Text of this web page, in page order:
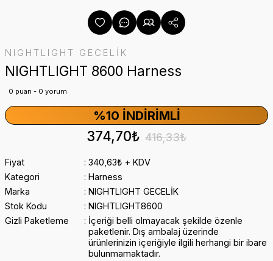
NIGHTLIGHT GECELİK
NIGHTLIGHT 8600 Harness
0 puan - 0 yorum
%10 İNDIRIMLI
374,70₺ 416,33₺
Fiyat
340,63₺ + KDV
Kategori
Harness
Marka
NIGHTLIGHT GECELİK
Stok Kodu
NIGHTLIGHT8600
Gizli Paketleme
İçeriği belli olmayacak şekilde özenle
paketlenir. Dış ambalaj üzerinde
ürünlerinizin içeriğiyle ilgili herhangi bir ibare
bulunmamaktadır.